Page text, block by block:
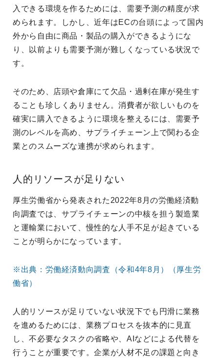
入できる環境を作るためには、需要予測の精度が求
められます。しかし、近年はECの台頭によって国内
外から自由に商品・製品の購入ができるようにな
り、以前よりも需要予測が難しくなっている状況で
す。
そのため、店頭や倉庫にて欠品・過剰在庫が発生す
ることも珍しくありません。消費者が欲しいものを
確実に購入できるように環境を整えるには、需要予
測のレベルを高め、サプライチェーン上で関わる企
業とのスムーズな連携が求められます。
人的リソースが足りない
厚生労働省から発表された2022年8月の労働経済動
向調査では、サプライチェーンの中核を担う製造業
と運輸業において、慢性的な人手不足が起きている
ことが明らかになっています。
※出典：労働経済動向調査（令和4年8月）（厚生労
働省）
人的リソースが足りていない状況下でも円滑に業務
を進めるためには、業務プロセスを抜本的に見直
し、不必要なタスクの省略や、AIなどによる代替を
行うことが重要です。企業が人材不足の課題と向き